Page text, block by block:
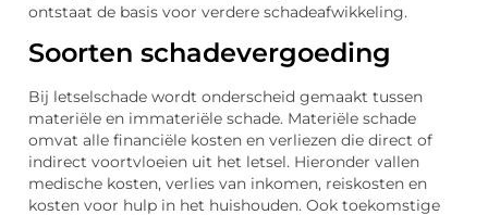
ontstaat de basis voor verdere schadeafwikkeling.
Soorten schadevergoeding
Bij letselschade wordt onderscheid gemaakt tussen
materiële en immateriële schade. Materiële schade
omvat alle financiële kosten en verliezen die direct of
indirect voortvloeien uit het letsel. Hieronder vallen
medische kosten, verlies van inkomen, reiskosten en
kosten voor hulp in het huishouden. Ook toekomstige